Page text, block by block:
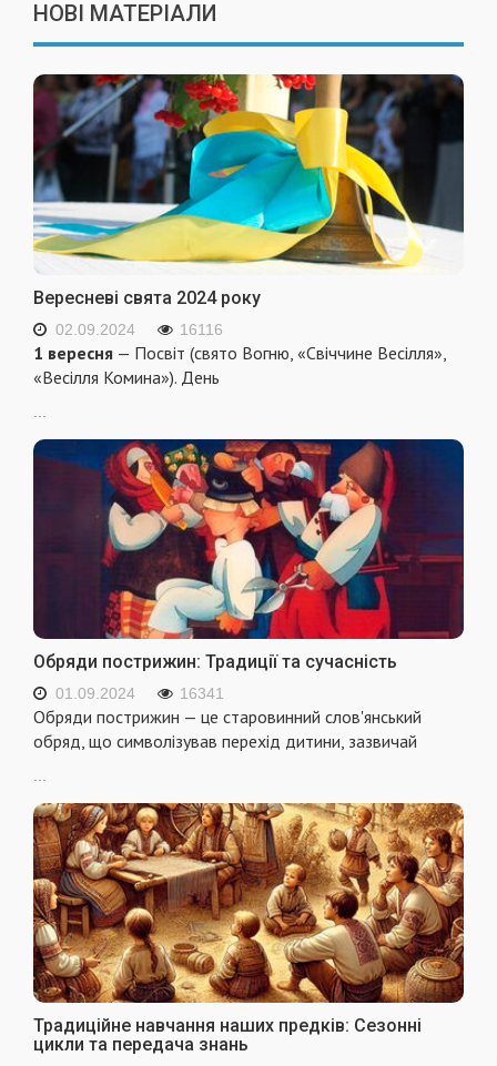
НОВІ МАТЕРІАЛИ
Вересневі свята 2024 року
02.09.2024 16116
1 вересня — Посвіт (свято Вогню, «Свіччине Весілля»,
«Весілля Комина»). День
Обряди пострижин: Традиції та сучасність
01.09.2024 16341
Обряди пострижин — це старовинний слов'янський
обряд, що символізував перехід дитини, зазвичай
Традиційне навчання наших предків: Сезонні
цикли та передача знань